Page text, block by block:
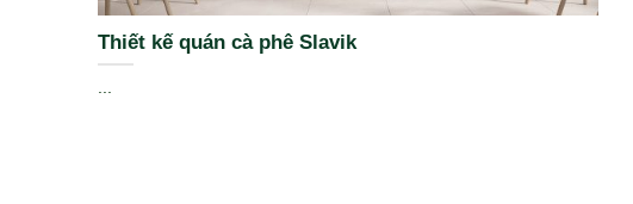
Thiết kế quán cà phê Slavik
...